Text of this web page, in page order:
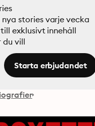
stories varje vecka
exklusivt innehåll
du vill
Starta erbjudandet